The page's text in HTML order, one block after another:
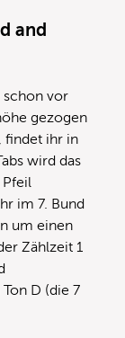
and
schon vor
gezogen
findet ihr in
wird das
Pfeil
im 7. Bund
um einen
Zählzeit 1
D (die 7